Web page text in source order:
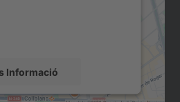
Informació